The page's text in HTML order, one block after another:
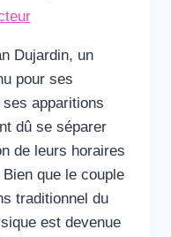
Dujardin, un
pour ses
apparitions
dû se séparer
de leurs horaires
que le couple
traditionnel du
est devenue